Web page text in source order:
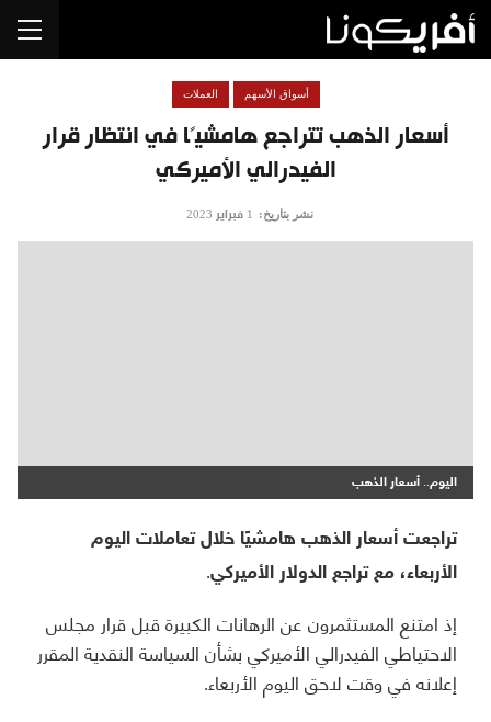
أسعار الذهب تتراجع هامشيًا في انتظار قرار
الفيدرالي الأميركي
أسواق الأسهم العملات
نشر بتاريخ: 1 فبراير 2023
اليوم.. أسعار الذهب
تراجعت أسعار الذهب هامشيًا خلال تعاملات اليوم
الأربعاء، مع تراجع الدولار الأميركي.
إذ امتنع المستثمرون عن الرهانات الكبيرة قبل قرار مجلس
الاحتياطي الفيدرالي الأميركي بشأن السياسة النقدية المقرر
إعلانه في وقت لاحق اليوم الأربعاء.